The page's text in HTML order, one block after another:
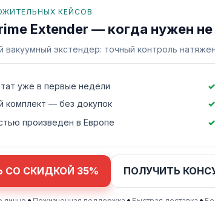
КЕЙСОВ
Extender — когда нужен
вакуумный экстендер: точный контроль
уже в первые недели
комплект — без докупок
произведен в Европе
СО СКИДКОЙ 35% ПОЛУЧИТЬ